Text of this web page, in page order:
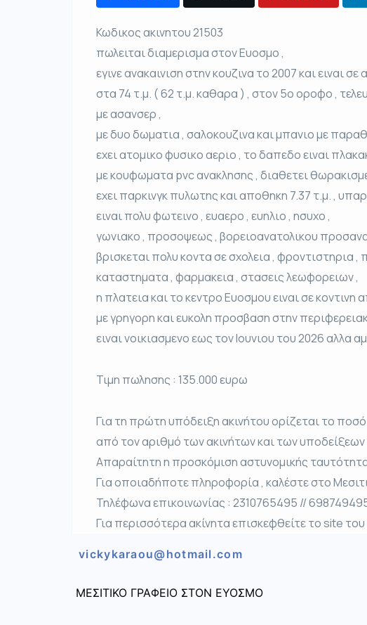
Κωδικος ακινητου 21503
πωλειται διαμερισμα στον Ευοσμο ,
εγινε ανακαινιση στην κουζινα το 2007 και ειναι
στα 74 τ.μ. ( 62 τ.μ. καθαρα ) , στον 5ο οροφο ,
με ασανσερ ,
με δυο δωματια , σαλοκουζινα και μπανιο με
εχει ατομικο φυσικο αεριο , το δαπεδο ειναι
με κουφωματα pvc ανακλησης , διαθετει
εχει παρκινγκ πυλωτης και αποθηκη 7.37 τ.μ. ,
ειναι πολυ φωτεινο , ευαερο , ευηλιο , ησυχο ,
γωνιακο , προσοψεως , βορειοανατολικου
βρισκεται πολυ κοντα σε σχολεια , φροντιστηρια ,
καταστηματα , φαρμακεια , στασεις λεωφορειων ,
η πλατεια και το κεντρο Ευοσμου ειναι σε κοντινη
με γρηγορη και ευκολη προσβαση στην
ειναι νοικιασμενο εως τον Ιουνιου του 2026 αλλα
Τιμη πωλησης : 135.000 ευρω
Για τη πρώτη υπόδειξη ακινήτου ορίζεται το
από τον αριθμό των ακινήτων και των
Απαραίτητη η προσκόμιση αστυνομικής
Για οποιαδήποτε πληροφορία , καλέστε στο
Τηλέφωνα επικοινωνίας : 2310765495 //
Για περισσότερα ακίνητα επισκεφθείτε το site
vickykaraou@hotmail.com
ΜΕΣΙΤΙΚΟ ΓΡΑΦΕΙΟ ΣΤΟΝ ΕΥΟΣΜΟ